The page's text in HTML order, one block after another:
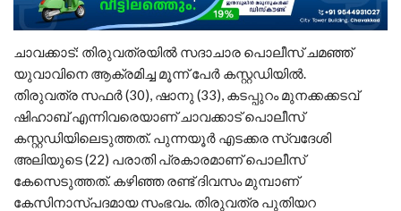
ചാവക്കാട്: തിരുവത്രയിൽ സദാചാര പൊലീസ് ചമഞ്ഞ്
യുവാവിനെ ആക്രമിച്ച മൂന്ന് പേർ കസ്റ്റഡിയിൽ.
തിരുവത്ര സഫർ (30), ഷാനു (33), കടപ്പുറം മുനക്കക്കടവ്
ഷിഹാബ് എന്നിവരെയാണ് ചാവക്കാട് പൊലീസ്
കസ്റ്റഡിയിലെടുത്തത്. പുന്നയൂർ എടക്കര സ്വദേശി
അലിയുടെ (22) പരാതി പ്രകാരമാണ് പൊലീസ്
കേസെടുത്തത്. കഴിഞ്ഞ രണ്ട് ദിവസം മുമ്പാണ്
കേസിനാസ്പദമായ സംഭവം. തിരുവത്ര പുതിയറ